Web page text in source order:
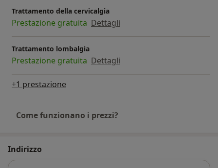
Trattamento della cervicalgia
Prestazione gratuita Dettagli
Trattamento lombalgia
Prestazione gratuita Dettagli
+1 prestazione
Come funzionano i prezzi?
Indirizzo